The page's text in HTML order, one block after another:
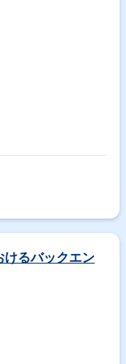
けるバックエン